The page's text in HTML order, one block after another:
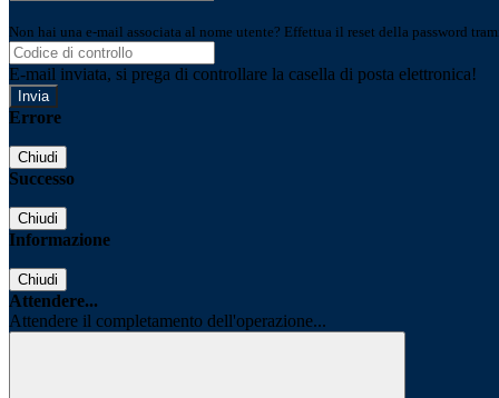
Non hai una e-mail associata al nome utente? Effettua il reset della password
E-mail inviata, si prega di controllare la casella di posta elettronica!
Errore
Chiudi
Successo
Chiudi
Informazione
Chiudi
Attendere...
Attendere il completamento dell'operazione...